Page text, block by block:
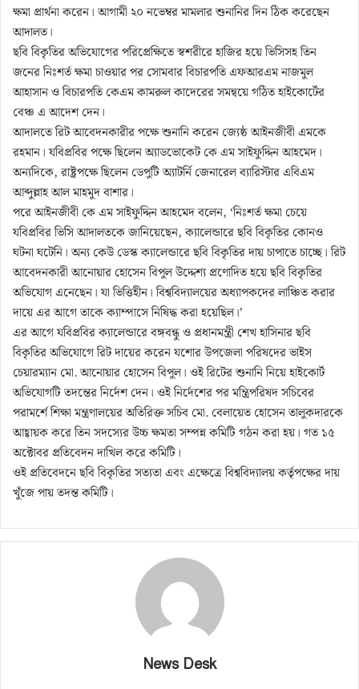
ক্ষমা প্রার্থনা করেন। আগামী ২০ নভেম্বর মামলার শুনানির দিন ঠিক করেছেন
আদালত।
ছবি বিকৃতির অভিযোগের পরিপ্রেক্ষিতে স্বশরীরে হাজির হয়ে ভিসিসহ তিন
জনের নিঃশর্ত ক্ষমা চাওয়ার পর সোমবার বিচারপতি এফআরএম নাজমুল
আহাসান ও বিচারপতি কেএম কামরুল কাদেরের সমন্বয়ে গঠিত হাইকোর্টের
বেঞ্চ এ আদেশ দেন।
আদালতে রিট আবেদনকারীর পক্ষে শুনানি করেন জ্যেষ্ঠ আইনজীবী এমকে
রহমান। যবিপ্রবির পক্ষে ছিলেন অ্যাডভোকেট কে এম সাইফুদ্দিন আহমেদ।
অন্যদিকে, রাষ্ট্রপক্ষে ছিলেন ডেপুটি অ্যাটর্নি জেনারেল ব্যারিস্টার এবিএম
আব্দুল্লাহ আল মাহমুদ বাশার।
পরে আইনজীবী কে এম সাইফুদ্দিন আহমেদ বলেন, ‘নিঃশর্ত ক্ষমা চেয়ে
যবিপ্রবির ভিসি আদালতকে জানিয়েছেন, ক্যালেন্ডারে ছবি বিকৃতির কোনও
ঘটনা ঘটেনি। অন্য কেউ ডেস্ক ক্যালেন্ডারে ছবি বিকৃতির দায় চাপাতে চাচ্ছে। রিট
আবেদনকারী আনোয়ার হোসেন বিপুল উদ্দেশ্য প্রণোদিত হয়ে ছবি বিকৃতির
অভিযোগ এনেছেন। যা ভিত্তিহীন। বিশ্ববিদ্যালয়ের অধ্যাপকদের লাঞ্চিত করার
দায়ে এর আগে তাকে ক্যাম্পাসে নিষিদ্ধ করা হয়েছিল।’
এর আগে যবিপ্রবির ক্যালেন্ডারে বঙ্গবন্ধু ও প্রধানমন্ত্রী শেখ হাসিনার ছবি
বিকৃতির অভিযোগে রিট দায়ের করেন যশোর উপজেলা পরিষদের ভাইস
চেয়ারম্যান মো. আনোয়ার হোসেন বিপুল। ওই রিটের শুনানি নিয়ে হাইকোর্ট
অভিযোগটি তদন্তের নির্দেশ দেন। ওই নির্দেশের পর মন্ত্রিপরিষদ সচিবের
পরামর্শে শিক্ষা মন্ত্রণালয়ের অতিরিক্ত সচিব মো. বেলায়েত হোসেন তালুকদারকে
আহ্বায়ক করে তিন সদস্যের উচ্চ ক্ষমতা সম্পন্ন কমিটি গঠন করা হয়। গত ১৫
অক্টোবর প্রতিবেদন দাখিল করে কমিটি।
ওই প্রতিবেদনে ছবি বিকৃতির সত্যতা এবং এক্ষেত্রে বিশ্ববিদ্যালয় কর্তৃপক্ষের দায়
খুঁজে পায় তদন্ত কমিটি।
News Desk